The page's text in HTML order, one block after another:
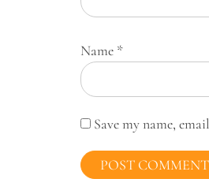
Name *
Save my name,